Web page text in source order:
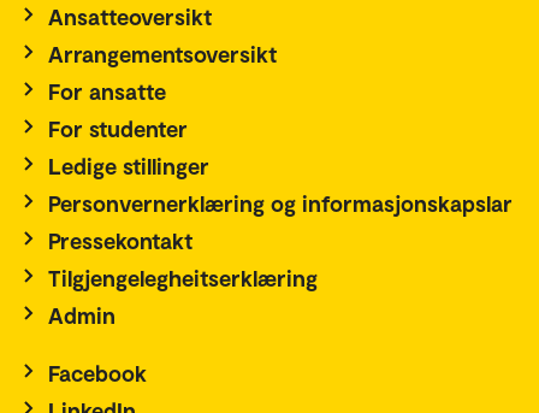
Ansatteoversikt
Arrangementsoversikt
For ansatte
For studenter
Ledige stillinger
Personvernerklæring og informasjonskapslar
Pressekontakt
Tilgjengelegheitserklæring
Admin
Facebook